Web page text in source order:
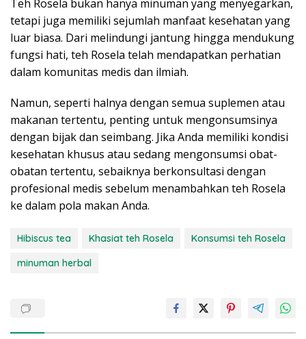
Teh Rosela bukan hanya minuman yang menyegarkan,
tetapi juga memiliki sejumlah manfaat kesehatan yang
luar biasa. Dari melindungi jantung hingga mendukung
fungsi hati, teh Rosela telah mendapatkan perhatian
dalam komunitas medis dan ilmiah.
Namun, seperti halnya dengan semua suplemen atau
makanan tertentu, penting untuk mengonsumsinya
dengan bijak dan seimbang. Jika Anda memiliki kondisi
kesehatan khusus atau sedang mengonsumsi obat-
obatan tertentu, sebaiknya berkonsultasi dengan
profesional medis sebelum menambahkan teh Rosela
ke dalam pola makan Anda.
Hibiscus tea Khasiat teh Rosela
Konsumsi teh Rosela
minuman herbal